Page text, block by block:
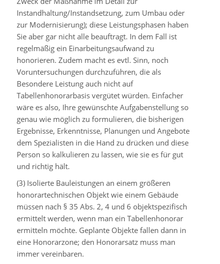
Instandhaltung/Instandsetzung, zum Umbau oder
zur Modernisierung); diese Leistungsphasen haben
Sie aber gar nicht alle beauftragt. In dem Fall ist
regelmäßig ein Einarbeitungsaufwand zu
honorieren. Zudem macht es evtl. Sinn, noch
Voruntersuchungen durchzuführen, die als
Besondere Leistung auch nicht auf
Tabellenhonorarbasis vergütet würden. Einfacher
wäre es also, Ihre gewünschte Aufgabenstellung so
genau wie möglich zu formulieren, die bisherigen
Ergebnisse, Erkenntnisse, Planungen und Angebote
dem Spezialisten in die Hand zu drücken und diese
Person so kalkulieren zu lassen, wie sie es für gut
und richtig hält.
(3) Isolierte Bauleistungen an einem größeren
honorartechnischen Objekt wie einem Gebäude
müssen nach § 35 Abs. 2, 4 und 6 objektspezifisch
ermittelt werden, wenn man ein Tabellenhonorar
ermitteln möchte. Geplante Objekte fallen dann in
eine Honorarzone; den Honorarsatz muss man
immer vereinbaren.